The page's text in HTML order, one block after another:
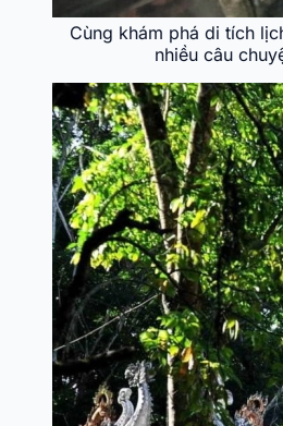
Cùng khám phá di tích
nhiều câu